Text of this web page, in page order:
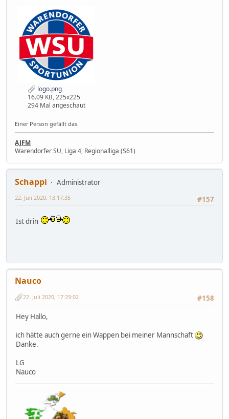
logo.png
16.09 KB, 225x225
294 Mal angeschaut
Einer Person gefällt das.
AJFM
Warendorfer SU, Liga 4, Regionalliga (S61)
Schappi
Administrator
#157
22. Juli 2020, 13:17:35
Ist drin
Nauco
#158
22. Juli 2020, 17:29:02
Hey Hallo,
ich hätte auch gerne ein Wappen bei meiner Mannschaft
Danke.
LG
Nauco